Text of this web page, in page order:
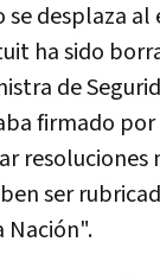
se desplaza al
ha sido
de
firmado
resoluciones
ser
Nación".